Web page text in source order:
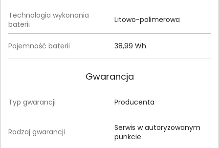
Technologia wykonania
baterii
Litowo-polimerowa
Pojemność baterii 38,99 Wh
Gwarancja
Typ gwarancji Producenta
Rodzaj gwarancji
Serwis w autoryzowanym
punkcie